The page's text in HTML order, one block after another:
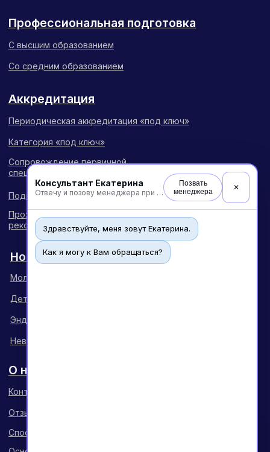
Консультант Екатерина
Отвечу и позову менеджера при необходимости
Позвать
менеджера
✕
Здравствуйте, меня зовут Екатерина.
Как я могу к Вам обращаться?